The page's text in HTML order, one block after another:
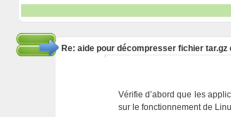
Re: aide pour décompresser fichier
Vérifie d’abord que les
sur le fonctionnement de